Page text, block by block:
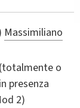
Massimiliano
o
presenza
2)